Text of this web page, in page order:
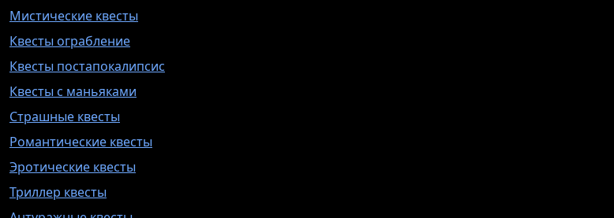
Мистические квесты
Квесты ограбление
Квесты постапокалипсис
Квесты с маньяками
Страшные квесты
Романтические квесты
Эротические квесты
Триллер квесты